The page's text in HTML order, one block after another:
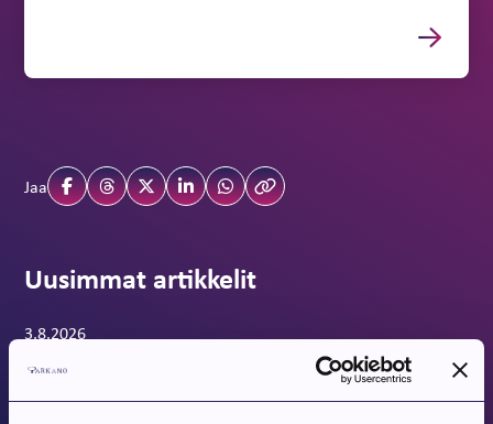
Jaa
Uusimmat artikkelit
Artikkeli luotu:
3.8.2026
Kirjaston ajankohtaiset uutiset